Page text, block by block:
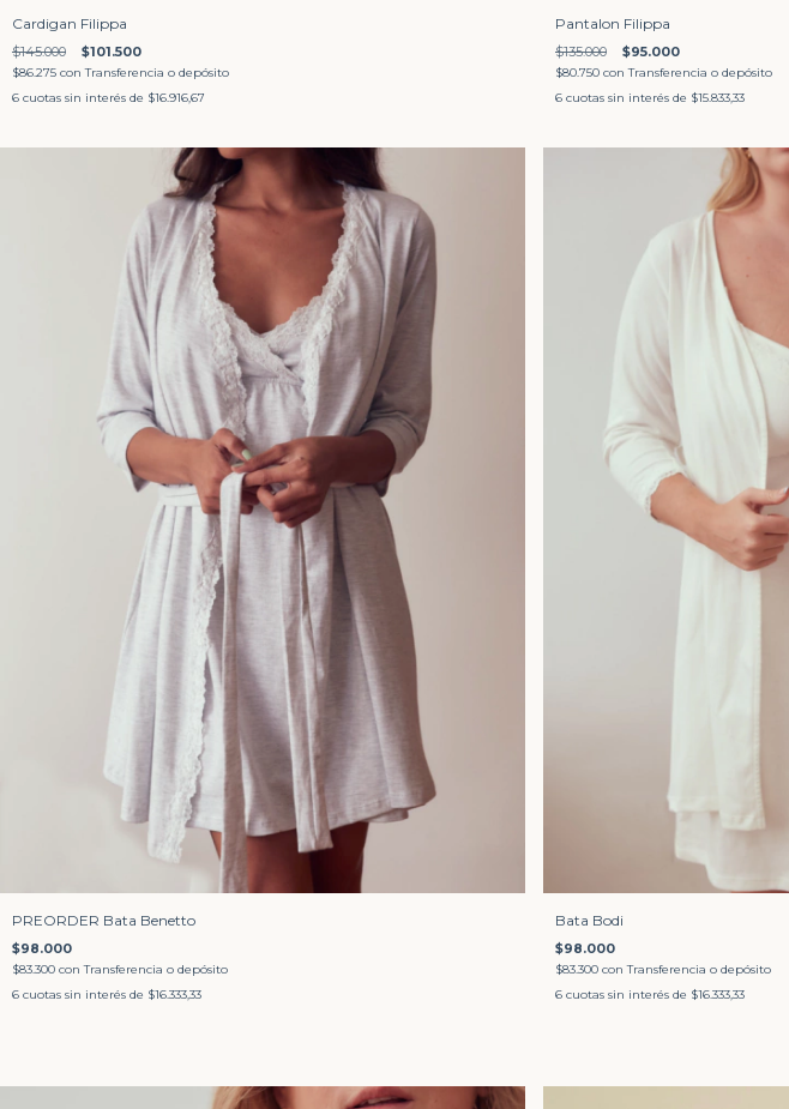
Cardigan Filippa
$145.000 $101.500
$86.275 con Transferencia o depósito
6 cuotas sin interés de $16.916,67
Pantalon Filippa
$135.000 $95.000
$80.750 con Transferencia o depósito
6 cuotas sin interés de $15.833,33
PREORDER Bata Benetto
$98.000
$83.300 con Transferencia o depósito
6 cuotas sin interés de $16.333,33
Bata Bodi
$98.000
$83.300 con Transferencia o depósito
6 cuotas sin interés de $16.333,33